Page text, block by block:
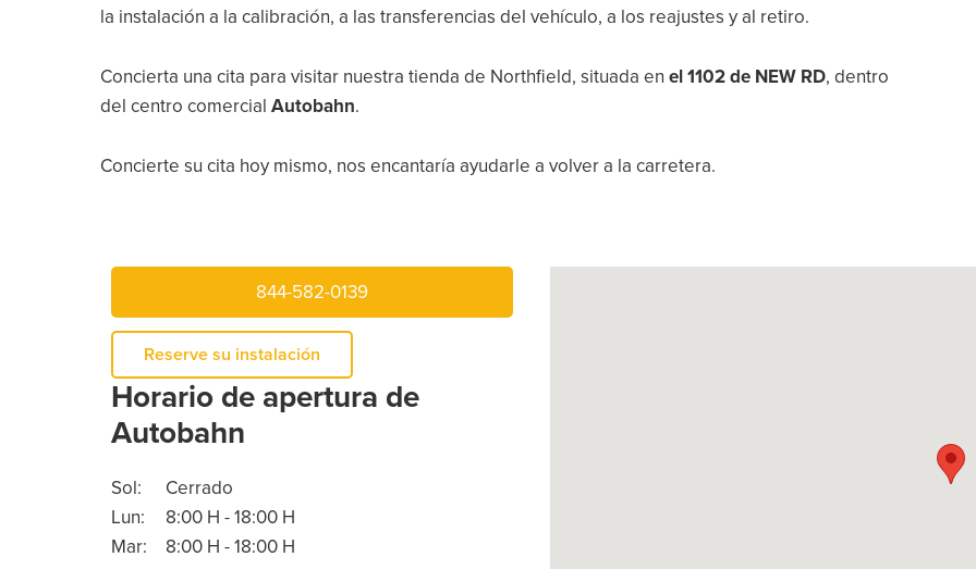
la instalación a la calibración, a las transferencias del vehículo, a los reajustes y al retiro.
Concierta una cita para visitar nuestra tienda de Northfield, situada enel 1102 de NEW RD, dentro
del centro comercialAutobahn.
Concierte su cita hoy mismo, nos encantaría ayudarle a volver a la carretera.
844-582-0139
Reserve su instalación
Horario de apertura de
Autobahn
Sol:
Cerrado
Lun:
8:00 H - 18:00 H
Mar:
8:00 H - 18:00 H